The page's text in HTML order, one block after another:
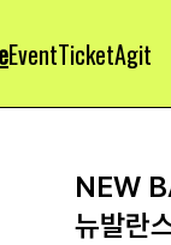
EventTicketAgit
NEW
뉴발란